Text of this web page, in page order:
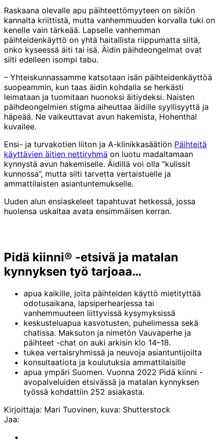
Raskaana olevalle apu päihteettömyyteen on sikiön
kannalta kriittistä, mutta vanhemmuuden korvalla tuki on
kenelle vain tärkeää. Lapselle vanhemman
päihteidenkäyttö on yhtä haitallista riippumatta siitä,
onko kyseessä äiti tai isä. Äidin päihdeongelmat ovat
silti edelleen isompi tabu.
– Yhteiskunnassamme katsotaan isän päihteidenkäyttöä
suopeammin, kun taas äidin kohdalla se herkästi
leimataan ja tuomitaan huonoksi äitiydeksi. Naisten
päihdeongelmien stigma aiheuttaa äidille syyllisyyttä ja
häpeää. Ne vaikeuttavat avun hakemista, Hohenthal
kuvailee.
Ensi- ja turvakotien liiton ja A-klinikkasäätiön Päihteitä
käyttävien äitien nettiryhmä on luotu madaltamaan
kynnystä avun hakemiselle. Äidillä voi olla ”kulissit
kunnossa”, mutta silti tarvetta vertaistuelle ja
ammattilaisten asiantuntemukselle.
Uuden alun ensiaskeleet tapahtuvat hetkessä, jossa
huolensa uskaltaa avata ensimmäisen kerran.
Pidä kiinni® -etsivä ja matalan
kynnyksen työ tarjoaa…
apua kaikille, joita päihteiden käyttö mietityttää
odotusaikana, lapsiperhearjessa tai
vanhemmuuteen liittyvissä kysymyksissä
keskusteluapua kasvotusten, puhelimessa sekä
chatissa. Maksuton ja nimetön Vauvaperhe ja
päihteet -chat on auki arkisin klo 14–18.
tukea vertaisryhmissä ja neuvoja asiantuntijoilta
konsultaatiota ja koulutuksia ammattilaisille
apua ympäri Suomen. Vuonna 2022 Pidä kiinni -
avopalveluiden etsivässä ja matalan kynnyksen
työssä kohdattiin 252 asiakasta.
Kirjoittaja: Mari Tuovinen, kuva: Shutterstock
Jaa: